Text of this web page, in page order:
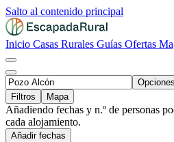
Salto al contenido principal
Inicio Casas Rurales Guías Ofertas
Filtros
Mapa
Añadiendo fechas y n.º de personas
cada alojamiento.
Añadir fechas